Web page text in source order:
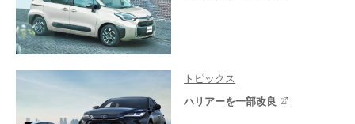
トピックス
ハリアーを一部改良